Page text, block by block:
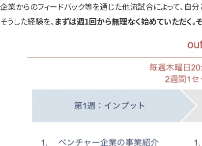
企業からのフィードバック等を通じた他流試合によって、自
そうした経験を、まずは週1回から無理なく始めていただく